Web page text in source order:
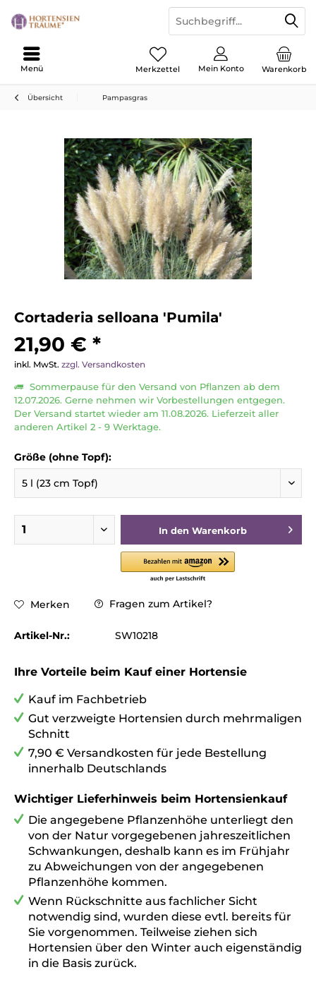
Warenkorb
Merkzettel Mein Konto
Menü
Übersicht Pampasgras
Cortaderia selloana 'Pumila'
21,90 € *
inkl. MwSt. zzgl. Versandkosten
Sommerpause für den Versand von Pflanzen ab dem
12.07.2026. Gerne nehmen wir Vorbestellungen entgegen.
Der Versand startet wieder am 11.08.2026. Lieferzeit aller
anderen Artikel 2 - 9 Werktage.
Größe (ohne Topf):
In den Warenkorb
Merken Fragen zum Artikel?
Artikel-Nr.: SW10218
Ihre Vorteile beim Kauf einer Hortensie
Kauf im Fachbetrieb
Gut verzweigte Hortensien durch mehrmaligen
Schnitt
7,90 € Versandkosten für jede Bestellung
innerhalb Deutschlands
Wichtiger Lieferhinweis beim Hortensienkauf
Die angegebene Pflanzenhöhe unterliegt den
von der Natur vorgegebenen jahreszeitlichen
Schwankungen, deshalb kann es im Frühjahr
zu Abweichungen von der angegebenen
Pflanzenhöhe kommen.
Wenn Rückschnitte aus fachlicher Sicht
notwendig sind, wurden diese evtl. bereits für
Sie vorgenommen. Teilweise ziehen sich
Hortensien über den Winter auch eigenständig
in die Basis zurück.